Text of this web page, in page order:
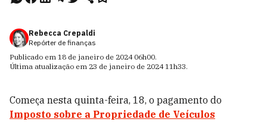
Rebecca Crepaldi
Repórter de finanças
Publicado em 18 de janeiro de 2024 06h00.
Última atualização em 23 de janeiro de 2024 11h33.
Começa nesta quinta-feira, 18, o pagamento do
Imposto sobre a Propriedade de Veículos